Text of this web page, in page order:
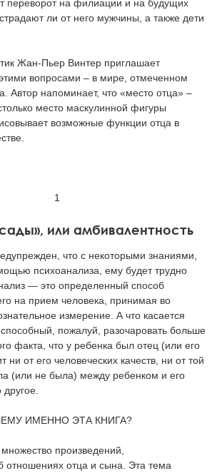
панические атаки
психотерапии
гипноз и НЛП
и эргономика психология
психоанализ
переворот на филиации и на будущих
ли от него мужчины, а также дети
Пьер Винтер приглашает
вопросами – в мире, отмеченном
Автор напоминает, что «место отца» –
место маскулинной фигуры
возможные функции отца в
1
или амбивалентность
что с некоторыми знаниями,
психоанализа, ему будет трудно
— это определенный способ
на прием человека, принимая во
измерение. А что касается
пожалуй, разочаровать больше
факта, что у ребенка был отец (или его
ни от его человеческих качеств, ни от той
(или не была) между ребенком и его
ИМЕННО ЭТА КНИГА?
произведений,
отношениях отца и сына. Эта тема